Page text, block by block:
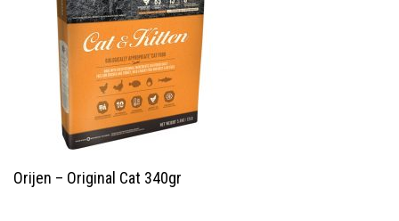
Orijen – Original Cat 340gr